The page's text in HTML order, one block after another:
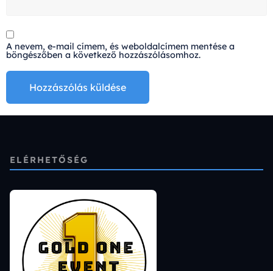
A nevem, e-mail címem, és weboldalcímem mentése a
böngészőben a következő hozzászólásomhoz.
ELÉRHETŐSÉG